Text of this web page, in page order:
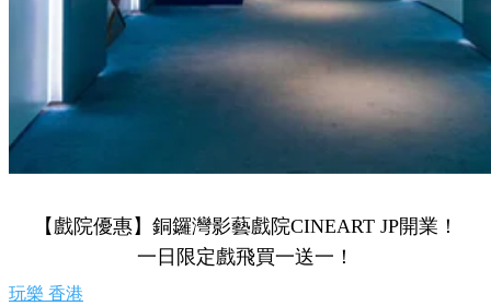
【戲院優惠】銅鑼灣影藝戲院CINEART JP開業！
一日限定戲飛買一送一！
玩樂 香港